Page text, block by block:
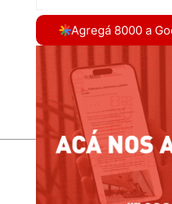
Agregá 8000 a